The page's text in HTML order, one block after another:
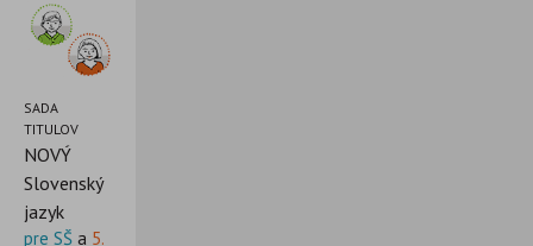
SADA
TITULOV
NOVÝ
Slovenský
jazyk
pre SŠ a 5.